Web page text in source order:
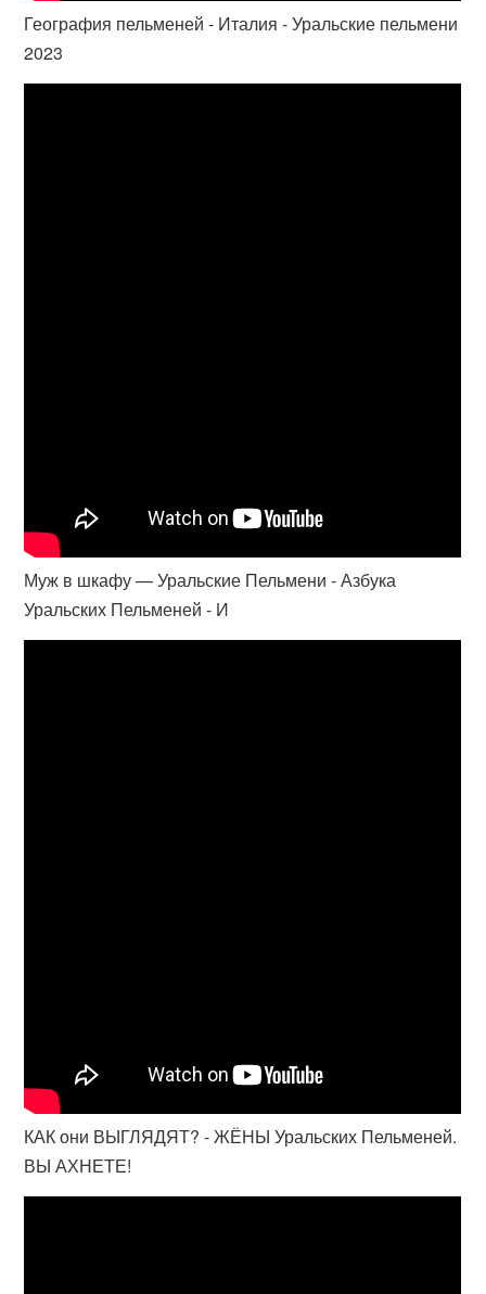
География пельменей - Италия - Уральские пельмени
2023
Муж в шкафу — Уральские Пельмени - Азбука
Уральских Пельменей - И
КАК они ВЫГЛЯДЯТ? - ЖЁНЫ Уральских Пельменей.
ВЫ АХНЕТЕ!